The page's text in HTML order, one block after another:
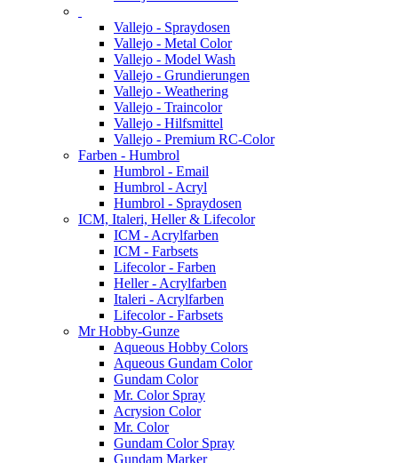
Vallejo - Spraydosen
Vallejo - Metal Color
Vallejo - Model Wash
Vallejo - Grundierungen
Vallejo - Weathering
Vallejo - Traincolor
Vallejo - Hilfsmittel
Vallejo - Premium RC-Color
Farben - Humbrol
Humbrol - Email
Humbrol - Acryl
Humbrol - Spraydosen
ICM, Italeri, Heller & Lifecolor
ICM - Acrylfarben
ICM - Farbsets
Lifecolor - Farben
Heller - Acrylfarben
Italeri - Acrylfarben
Lifecolor - Farbsets
Mr Hobby-Gunze
Aqueous Hobby Colors
Aqueous Gundam Color
Gundam Color
Mr. Color Spray
Acrysion Color
Mr. Color
Gundam Color Spray
Gundam Marker